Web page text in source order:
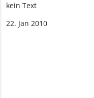
kein Text
22. Jan 2010